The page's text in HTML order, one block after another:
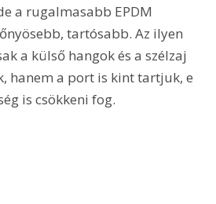
a rugalmasabb EPDM
tartósabb. Az ilyen
a külső hangok és a szélzaj
hanem a port is kint tartjuk, e
is csökkeni fog.